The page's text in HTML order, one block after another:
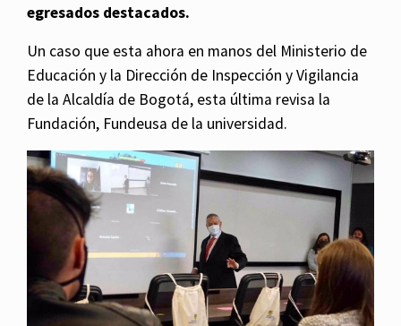
egresados destacados.
Un caso que esta ahora en manos del Ministerio de
Educación y la Dirección de Inspección y Vigilancia
de la Alcaldía de Bogotá, esta última revisa la
Fundación, Fundeusa de la universidad.